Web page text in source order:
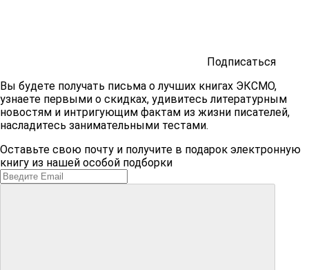
Подписаться
Вы будете получать письма о лучших книгах ЭКСМО,
узнаете первыми о скидках, удивитесь литературным
новостям и интригующим фактам из жизни писателей,
насладитесь занимательными тестами.
Оставьте свою почту и получите в подарок электронную
книгу из нашей особой подборки